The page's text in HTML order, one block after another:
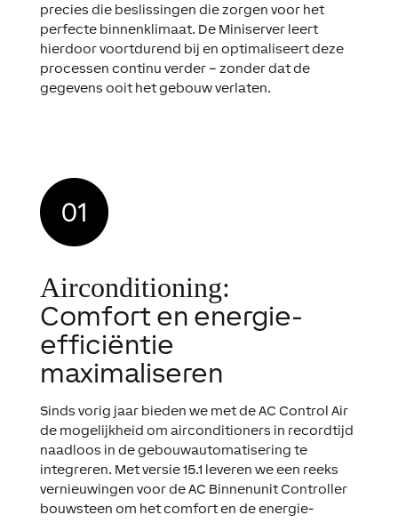
precies die beslissingen die zorgen voor het
perfecte binnenklimaat. De Miniserver leert
hierdoor voortdurend bij en optimaliseert deze
processen continu verder – zonder dat de
gegevens ooit het gebouw verlaten.
Airconditioning:
Comfort en energie-
efficiëntie
maximaliseren
Sinds vorig jaar bieden we met de AC Control Air
de mogelijkheid om airconditioners in recordtijd
naadloos in de gebouwautomatisering te
integreren. Met versie 15.1 leveren we een reeks
vernieuwingen voor de AC Binnenunit Controller
bouwsteen om het comfort en de energie-